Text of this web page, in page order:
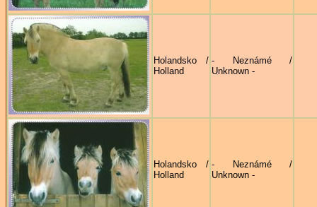
Holandsko /
Holland
- Neznámé /
Unknown -
Holandsko /
Holland
- Neznámé /
Unknown -